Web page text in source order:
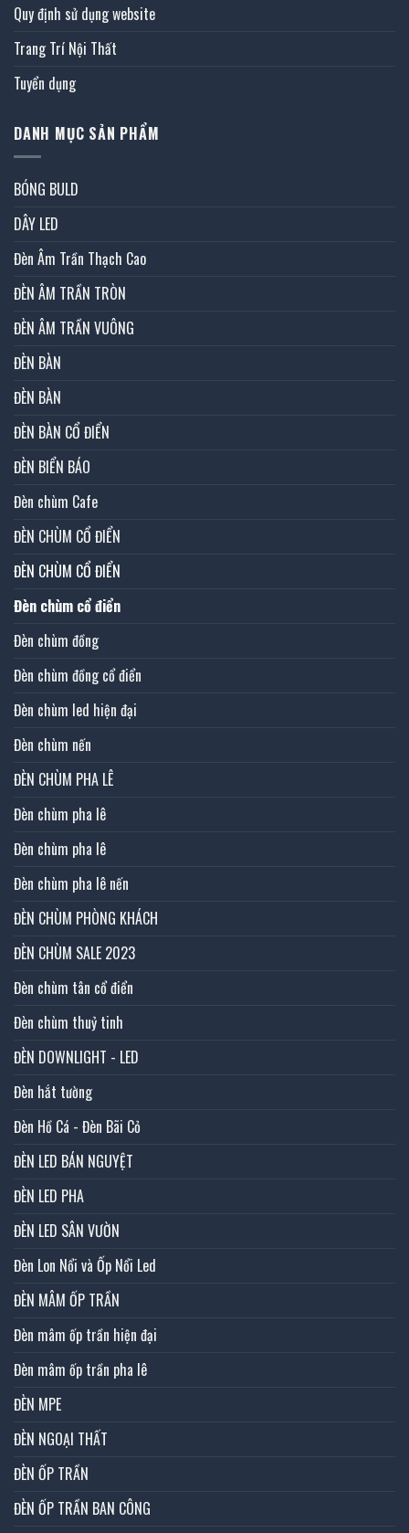
Quy định sử dụng website
Trang Trí Nội Thất
Tuyển dụng
DANH MỤC SẢN PHẨM
BÓNG BULD
DÂY LED
Đèn Âm Trần Thạch Cao
ĐÈN ÂM TRẦN TRÒN
ĐÈN ÂM TRẦN VUÔNG
ĐÈN BÀN
ĐÈN BÀN
ĐÈN BÀN CỔ ĐIỂN
ĐÈN BIỂN BÁO
Đèn chùm Cafe
ĐÈN CHÙM CỔ ĐIỂN
ĐÈN CHÙM CỔ ĐIỂN
Đèn chùm cổ điển
Đèn chùm đồng
Đèn chùm đồng cổ điển
Đèn chùm led hiện đại
Đèn chùm nến
ĐÈN CHÙM PHA LÊ
Đèn chùm pha lê
Đèn chùm pha lê
Đèn chùm pha lê nến
ĐÈN CHÙM PHÒNG KHÁCH
ĐÈN CHÙM SALE 2023
Đèn chùm tân cổ điển
Đèn chùm thuỷ tinh
ĐÈN DOWNLIGHT - LED
Đèn hắt tường
Đèn Hồ Cá - Đèn Bãi Cỏ
ĐÈN LED BÁN NGUYỆT
ĐÈN LED PHA
ĐÈN LED SÂN VƯỜN
Đèn Lon Nổi và Ốp Nổi Led
ĐÈN MÂM ỐP TRẦN
Đèn mâm ốp trần hiện đại
Đèn mâm ốp trần pha lê
ĐÈN MPE
ĐÈN NGOẠI THẤT
ĐÈN ỐP TRẦN
ĐÈN ỐP TRẦN BAN CÔNG